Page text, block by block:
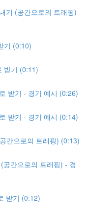
기 (공간으로의 트래핑)
기 (0:10)
받기 (0:11)
받기 - 경기 예시 (0:26)
받기 - 경기 예시 (0:14)
간으로의 트래핑) (0:13)
간으로의 트래핑) - 경
받기 (0:12)